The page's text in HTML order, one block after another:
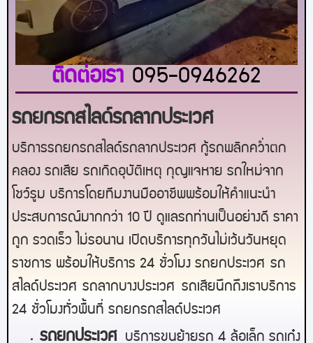
ติดต่อเรา 095-0946262
รถยกรถสไลด์รถลากประเวศ
บริการรถยกรถสไลด์รถลากประเวศ กู้รถพลิกคว่ำตก
คลอง รถเสีย รถเกิดอุบัติเหตุ กุญแจหาย รถใหม่จาก
โชว์รูม บริการโดยทีมงานมืออาชีพพร้อมให้คำแนะนำ
ประสบการณ์มากกว่า 10 ปี ดูแลรถท่านเป็นอย่างดี ราคา
ถูก รวดเร็ว ไม่รอนาน เปิดบริการทุกวันไม่เว้นวันหยุด
ราชการ พร้อมให้บริการ 24 ชั่วโมง รถยกประเวศ รถ
สไลด์ประเวศ รถลากบางประเวศ รถเสียนึกถึงเราบริการ
24 ชั่วโมงทั่วพื้นที่ รถยกรถสไลด์ประเวศ
รถยกประเวศ
บริการขนย้ายรถ 4 ล้อเล็ก รถเก๋ง